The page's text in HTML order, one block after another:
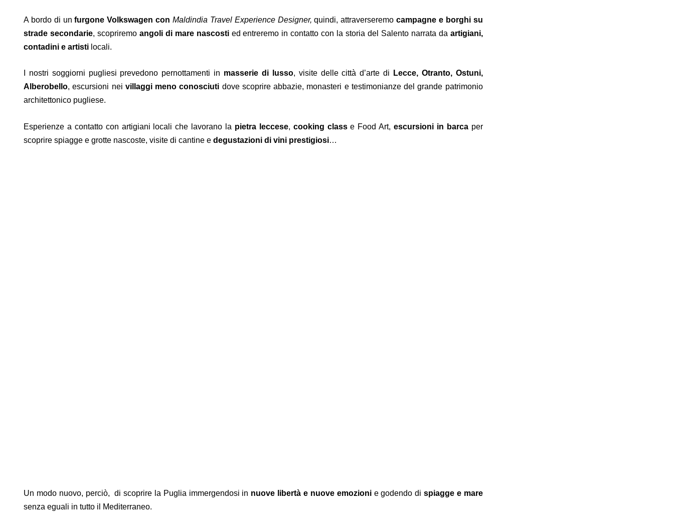
A bordo di unfurgone Volkswagen conMaldindia Travel Experience Designer,quindi,attraverseremocampagne e borghi su
strade secondarie, scopriremo angoli di mare nascostied entreremo in contatto con la storia del Salento narrata da artigiani,
contadini e artisti locali.
I nostri soggiorni pugliesi prevedono pernottamenti in masserie di lusso, visite delle città d’arte di
Lecce, Otranto, Ostuni,
Alberobello, escursioni nei villaggi meno conosciuti dove scoprire abbazie, monasteri e testimonianze del grande patrimonio
architettonico pugliese.
Esperienze a contatto con artigiani locali che lavorano la pietra leccese, cooking classe Food Art,escursioni in barcaper
scoprire spiagge e grotte nascoste, visite di cantine e degustazioni di vini prestigiosi…
Un modo nuovo, perciò, di scoprire la Puglia immergendosi in nuove libertà e nuove emozionie godendo dispiagge e mare
senza eguali in tutto il Mediterraneo.